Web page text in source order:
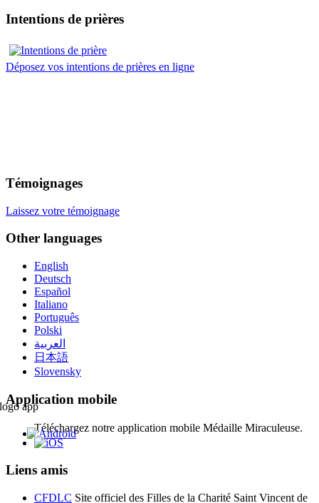
Intentions de prières
Déposez vos intentions de prières en ligne
Témoignages
Laissez votre témoignage
Other languages
English
Deutsch
Español
Italiano
Português
Polski
العربية
日本語
Slovensky
Application mobile
Téléchargez notre application mobile Médaille Miraculeuse.
Liens amis
CFDLC Site officiel des Filles de la Charité Saint Vincent de